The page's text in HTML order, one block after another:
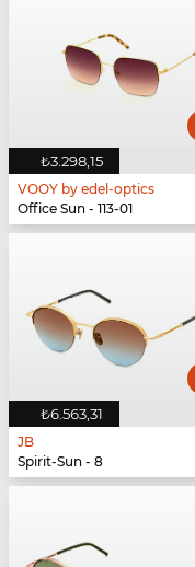
₺3.298,15
VOOY by edel-optics
Office Sun - 113-01
₺6.563,31
JB
Spirit-Sun - 8